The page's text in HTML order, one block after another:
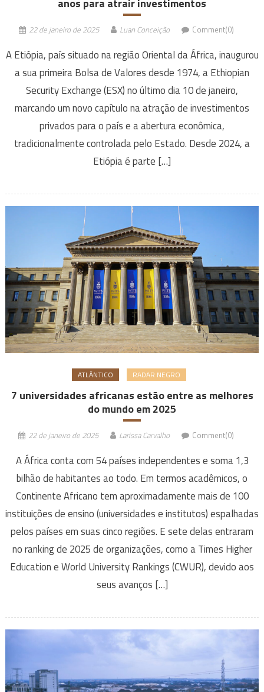
anos para atrair investimentos
22 de janeiro de 2025 Luan Conceição Comment(0)
A Etiópia, país situado na região Oriental da África, inaugurou
a sua primeira Bolsa de Valores desde 1974, a Ethiopian
Security Exchange (ESX) no último dia 10 de janeiro,
marcando um novo capítulo na atração de investimentos
privados para o país e a abertura econômica,
tradicionalmente controlada pelo Estado. Desde 2024, a
Etiópia é parte […]
ATLÂNTICO RADAR NEGRO
7 universidades africanas estão entre as melhores
do mundo em 2025
22 de janeiro de 2025 Larissa Carvalho Comment(0)
A África conta com 54 países independentes e soma 1,3
bilhão de habitantes ao todo. Em termos acadêmicos, o
Continente Africano tem aproximadamente mais de 100
instituições de ensino (universidades e institutos) espalhadas
pelos países em suas cinco regiões. E sete delas entraram
no ranking de 2025 de organizações, como a Times Higher
Education e World University Rankings (CWUR), devido aos
seus avanços […]